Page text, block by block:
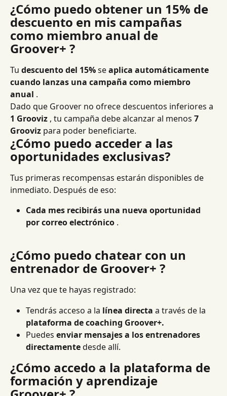
¿Cómo puedo obtener un 15% de
descuento en mis campañas
como miembro anual de
Groover+ ?
Tu descuento del 15% se aplica automáticamente
cuando lanzas una campaña como miembro
anual .
Dado que Groover no ofrece descuentos inferiores a
1 Grooviz , tu campaña debe alcanzar al menos 7
Grooviz para poder beneficiarte.
¿Cómo puedo acceder a las
oportunidades exclusivas?
Tus primeras recompensas estarán disponibles de
inmediato. Después de eso:
Cada mes recibirás una nueva oportunidad
por correo electrónico .
¿Cómo puedo chatear con un
entrenador de Groover+ ?
Una vez que te hayas registrado:
Tendrás acceso a la línea directa a través de la
plataforma de coaching Groover+.
Puedes enviar mensajes a los entrenadores
directamente desde allí.
¿Cómo accedo a la plataforma de
formación y aprendizaje